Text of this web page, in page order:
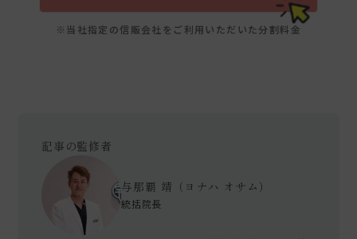
※当社指定の信販会社をご利用いただいた分割料金
記事の監修者
与那覇 靖（ヨナハ オサム）
統括院長